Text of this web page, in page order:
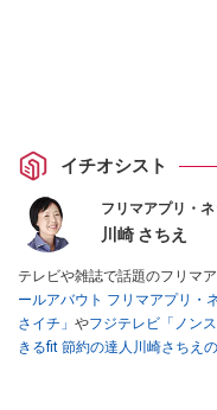
イチオシスト
フリマアプリ・
川崎 さちえ
テレビや雑誌で話題のフリマ
ールアバウト フリマアプリ
さイチ」 やフジテレビ「ノンス
きるfit 節約の達人川崎さちえ
スマホ1つでスキマ時間に効